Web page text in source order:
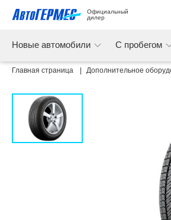
Официальный
дилер
Новые автомобили С пробегом
Главная страница Дополнительное